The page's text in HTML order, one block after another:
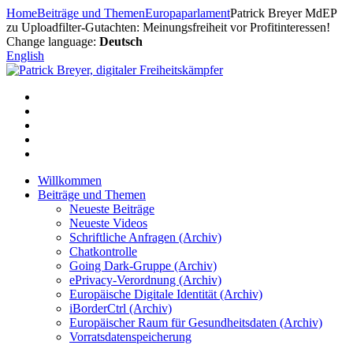
Zum
Inhalt
springen
HomeBeiträge und ThemenEuropaparlamentPatrick Breyer MdEP
zu Uploadfilter-Gutachten: Meinungsfreiheit vor Profitinteressen!
Change language: Deutsch
English
Willkommen
Beiträge und Themen
Neueste Beiträge
Neueste Videos
Schriftliche Anfragen (Archiv)
Chatkontrolle
Going Dark-Gruppe (Archiv)
ePrivacy-Verordnung (Archiv)
Europäische Digitale Identität (Archiv)
iBorderCtrl (Archiv)
Europäischer Raum für Gesundheitsdaten (Archiv)
Vorratsdatenspeicherung